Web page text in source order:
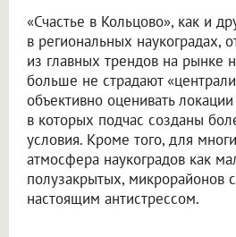
«Счастье в Кольцово», как и
в региональных наукоградах,
из главных трендов на рынке
больше не страдают
объективно оценивать
в которых подчас созданы
условия. Кроме того, для
атмосфера наукоградов как
полузакрытых, микрорайонов
настоящим антистрессом.